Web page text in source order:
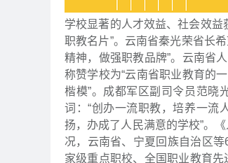
学校显著的人才效益、社会效
职教名片”。云南省秦光荣省长
精神，做强职教品牌”。云南省
称赞学校为“云南省职业教育的
楷模”。成都军区副司令员范晓
词：“创办一流职教，培养一流
扬，办成了人民满意的学校”。
况，云南省、宁夏回族自治区
家级重点职校、全国职业教育